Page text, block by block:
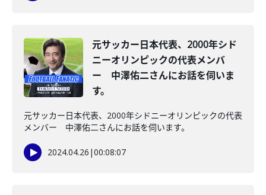
元サッカー日本代表、2000年シド
ニーオリンピックの代表メンバ
ー 中澤佑二さんにお話を伺いま
す。
元サッカー日本代表、2000年シドニーオリンピックの代表
メンバー 中澤佑二さんにお話を伺います。
2024.04.26 |00:08:07